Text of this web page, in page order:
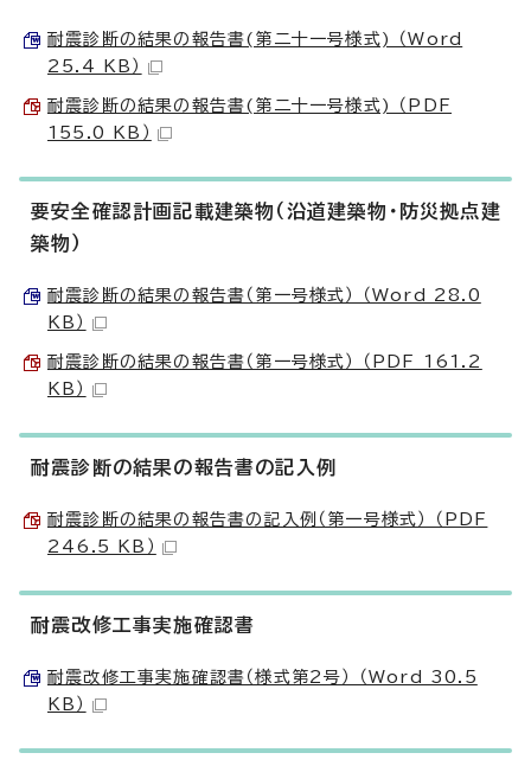
耐震診断の結果の報告書(第二十一号様式) （Word
25.4 KB）
耐震診断の結果の報告書(第二十一号様式) （PDF
155.0 KB）
要安全確認計画記載建築物（沿道建築物・防災拠点建
築物）
耐震診断の結果の報告書（第一号様式） （Word 28.0
KB）
耐震診断の結果の報告書（第一号様式） （PDF 161.2
KB）
耐震診断の結果の報告書の記入例
耐震診断の結果の報告書の記入例（第一号様式） （PDF
246.5 KB）
耐震改修工事実施確認書
耐震改修工事実施確認書（様式第2号） （Word 30.5
KB）